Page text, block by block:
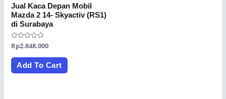
Jual Kaca Depan Mobil
Mazda 2 14- Skyactiv (RS1)
di Surabaya
Rated
0
out
Rp2.848.000
Add To Cart